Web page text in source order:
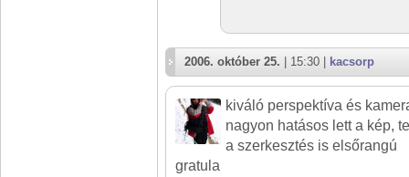
2006. október 25. | 15:30 | kacsorp
kiváló perspektíva és
nagyon hatásos lett a kép,
a szerkesztés is elsőrangú
gratula